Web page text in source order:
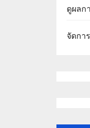
ดูผลก
จัดกา